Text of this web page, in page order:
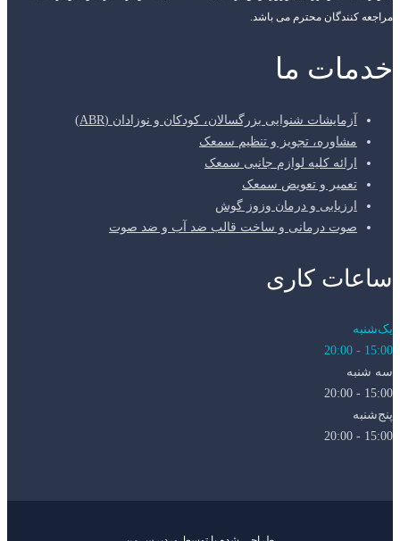
مراجعه کنندگان محترم می باشد.
خدمات ما
آزمایشات شنوایی بزرگسالان، کودکان و نوزادان (ABR)
مشاوره، تجویز و تنظیم سمعک
ارائه کلیه لوازم جانبی سمعک
تعمیر و تعویض سمعک
ارزیابی و درمان وزوز گوش
صوت درمانی و ساخت قالب ضد آب و ضد صوت
ساعات کاری
یک‌شنبه
15:00 - 20:00
سه شنبه
15:00 - 20:00
پنج‌شنبه
15:00 - 20:00